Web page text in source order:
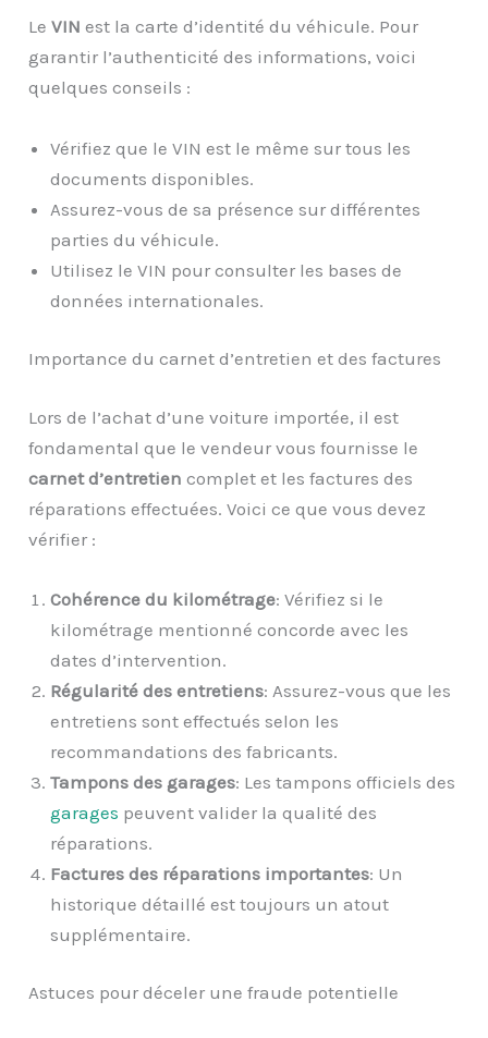
LeVIN est la carte d’identité du véhicule. Pour
garantir l’authenticité des informations, voici
quelques conseils :
Vérifiez que le VIN est le même sur tous les
documents disponibles.
Assurez-vous de sa présence sur différentes
parties du véhicule.
Utilisez le VIN pour consulter les bases de
données internationales.
Importance du carnet d’entretien et des factures
Lors de l’achat d’une voiture importée, il est
fondamental que le vendeur vous fournisse le
carnet d’entretien complet et les factures des
réparations effectuées. Voici ce que vous devez
vérifier :
Cohérence du kilométrage: Vérifiez si le
kilométrage mentionné concorde avec les
dates d’intervention.
Régularité des entretiens: Assurez-vous que les
entretiens sont effectués selon les
recommandations des fabricants.
Tampons des garages: Les tampons officiels des
garages peuvent valider la qualité des
réparations.
Factures des réparations importantes: Un
historique détaillé est toujours un atout
supplémentaire.
Astuces pour déceler une fraude potentielle